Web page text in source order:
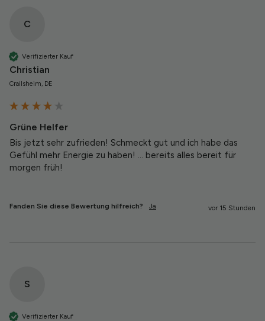
C
Verifizierter Kauf
Christian
Crailsheim, DE
Grüne Helfer
Bis jetzt sehr zufrieden! Schmeckt gut und ich habe das
Gefühl mehr Energie zu haben! … bereits alles bereit für
morgen früh!
Fanden Sie diese Bewertung hilfreich? Ja vor 15 Stunden
S
Verifizierter Kauf